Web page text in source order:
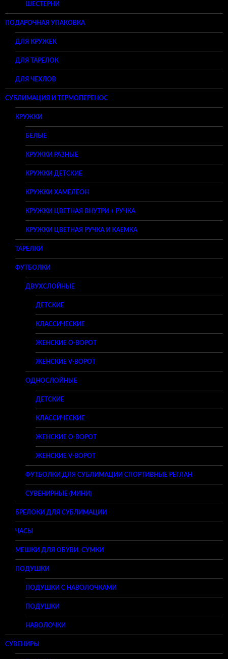
ШЕСТЕРНИ
ПОДАРОЧНАЯ УПАКОВКА
ДЛЯ КРУЖЕК
ДЛЯ ТАРЕЛОК
ДЛЯ ЧЕХЛОВ
СУБЛИМАЦИЯ И ТЕРМОПЕРЕНОС
КРУЖКИ
БЕЛЫЕ
КРУЖКИ РАЗНЫЕ
КРУЖКИ ДЕТСКИЕ
КРУЖКИ ХАМЕЛЕОН
КРУЖКИ ЦВЕТНАЯ ВНУТРИ + РУЧКА
КРУЖКИ ЦВЕТНАЯ РУЧКА И КАЕМКА
ТАРЕЛКИ
ФУТБОЛКИ
ДВУХСЛОЙНЫЕ
ДЕТСКИЕ
КЛАССИЧЕСКИЕ
ЖЕНСКИЕ O-ВОРОТ
ЖЕНСКИЕ V-ВОРОТ
ОДНОСЛОЙНЫЕ
ДЕТСКИЕ
КЛАССИЧЕСКИЕ
ЖЕНСКИЕ O-ВОРОТ
ЖЕНСКИЕ V-ВОРОТ
ФУТБОЛКИ ДЛЯ СУБЛИМАЦИИ СПОРТИВНЫЕ РЕГЛАН
СУВЕНИРНЫЕ (МИНИ)
БРЕЛОКИ ДЛЯ СУБЛИМАЦИИ
ЧАСЫ
МЕШКИ ДЛЯ ОБУВИ, СУМКИ
ПОДУШКИ
ПОДУШКИ С НАВОЛОЧКАМИ
ПОДУШКИ
НАВОЛОЧКИ
СУВЕНИРЫ